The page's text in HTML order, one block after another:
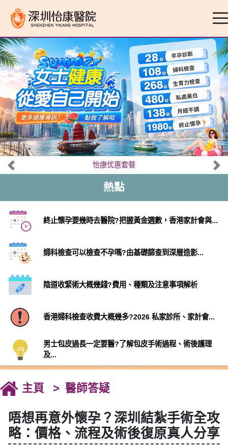
怡康优惠套餐
熱點
終止懷孕要幾時去醫院?把握黃金週數，香港家計會與...
婦科檢查可以檢查不孕嗎?由基礎篩查到深層造影...
陰道收緊術大概幾錢?費用、種類及注意事項解析
香港婦科檢查收費大概幾多?2026 私家診所、家計會...
男士包皮過長一定要醫?了解包皮手術過程、術後護理
及...
主頁 醫師答疑
唔想再意外懷孕？深圳結紮手術全攻
略：價格、流程及術後復原真人分享